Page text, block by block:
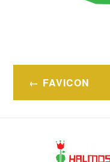
Bejegyzés
navigáció
FAVICON